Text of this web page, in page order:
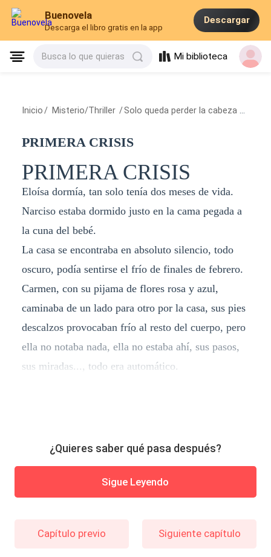
Buenovela
Descarga el libro gratis en la app
Descargar
Busca lo que quieras Mi biblioteca
Inicio / Misterio/Thriller /Solo queda perder la cabeza
PRIMERA CRISIS
PRIMERA CRISIS
Eloísa dormía, tan solo tenía dos meses de vida.
Narciso estaba dormido justo en la cama pegada a
la cuna del bebé.
La casa se encontraba en absoluto silencio, todo
oscuro, podía sentirse el frío de finales de febrero.
Carmen, con su pijama de flores rosa y azul,
caminaba de un lado para otro por la casa, sus pies
descalzos provocaban frío al resto del cuerpo, pero
ella no notaba nada, ella no estaba ahí, sus pasos,
sus miradas..., todo era automático.
¿Quieres saber qué pasa después?
Sigue Leyendo
Capítulo previo Siguiente capítulo